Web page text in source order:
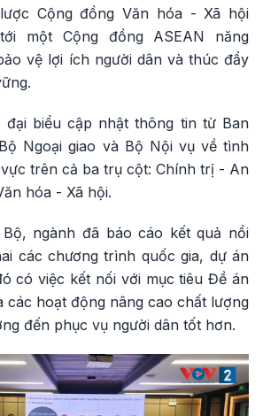
Cộng đồng Văn hóa - Xã hội
một Cộng đồng ASEAN năng
vệ lợi ích người dân và thúc đẩy
đại biểu cập nhật thông tin từ Ban
Ngoại giao và Bộ Nội vụ về tình
trên cả ba trụ cột: Chính trị - An
hóa - Xã hội.
ngành đã báo cáo kết quả nổi
các chương trình quốc gia, dự án
có việc kết nối với mục tiêu Đề án
các hoạt động nâng cao chất lượng
đến phục vụ người dân tốt hơn.